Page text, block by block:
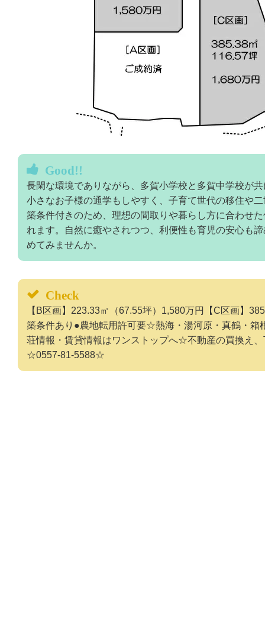
Good!!
長閑な環境でありながら、多賀小学校と多賀中学校が
小さなお子様の通学もしやすく、子育て世代の移住や
築条件付きのため、理想の間取りや暮らし方に合わせ
れます。自然に癒やされつつ、利便性も育児の安心も
めてみませんか。
Check
【B区画】223.33㎡（67.55坪）1,580万円【C区画】
築条件あり●農地転用許可要☆熱海・湯河原・真鶴・箱
荘情報・賃貸情報はワンストップへ☆不動産の買換え
☆0557-81-5588☆